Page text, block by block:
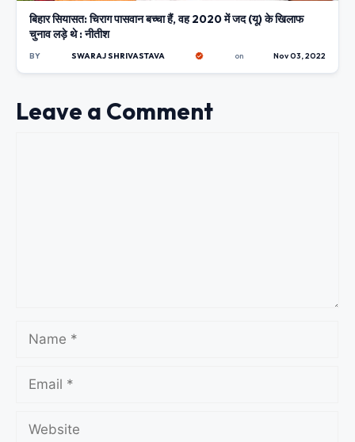
बिहार सियासत: चिराग पासवान बच्चा हैं, वह 2020 में जद (यू) के खिलाफ
चुनाव लड़े थे : नीतीश
BY SWARAJ SHRIVASTAVA on Nov 03, 2022
Leave a Comment